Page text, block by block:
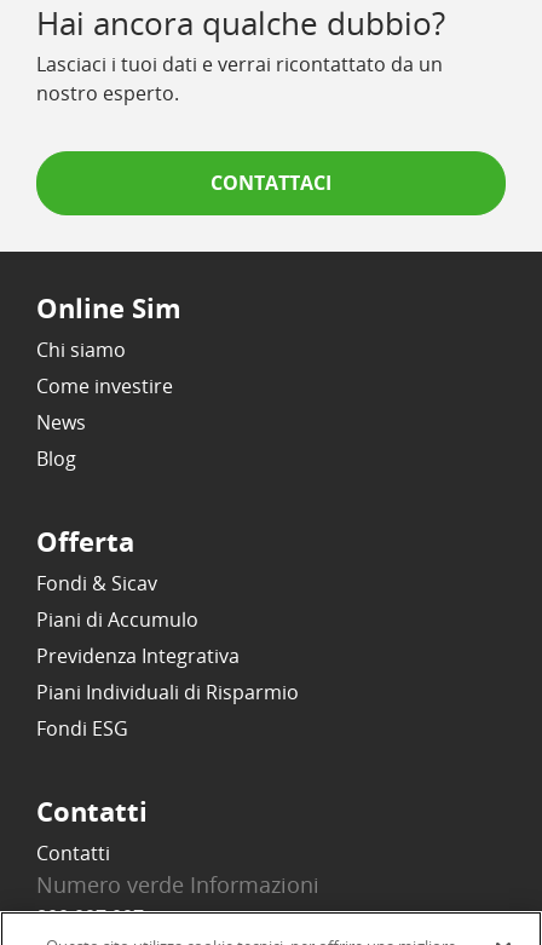
Hai ancora qualche dubbio?
Lasciaci i tuoi dati e verrai ricontattato da un
nostro esperto.
CONTATTACI
Online Sim
Chi siamo
Come investire
News
Blog
Offerta
Fondi & Sicav
Piani di Accumulo
Previdenza Integrativa
Piani Individuali di Risparmio
Fondi ESG
Contatti
Contatti
Numero verde Informazioni
800 097 097